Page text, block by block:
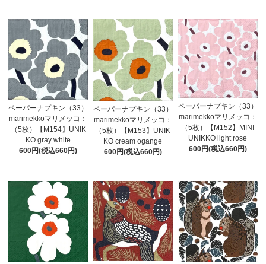
ペーパーナプキン（33）
marimekkoマリメッコ：
（5枚）【M154】UNIK
KO gray white
600円(税込660円)
ペーパーナプキン（33）
marimekkoマリメッコ：
（5枚）【M153】UNIK
KO cream ogange
600円(税込660円)
ペーパーナプキン（33）
marimekkoマリメッコ：
（5枚）【M152】MINI
UNIKKO light rose
600円(税込660円)